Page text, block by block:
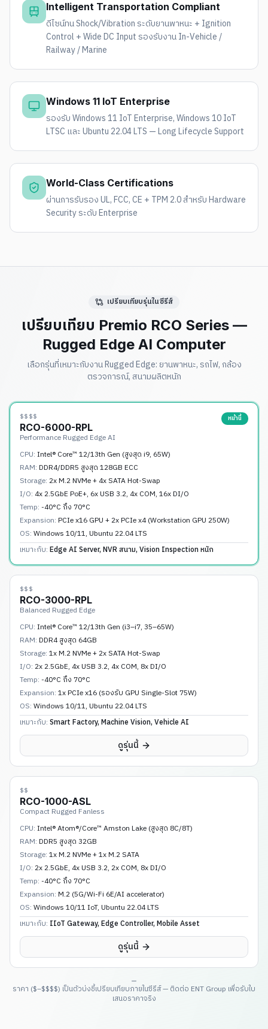
Intelligent Transportation Compliant
ดีไซน์ทน Shock/Vibration ระดับยานพาหนะ + Ignition
Control + Wide DC Input รองรับงาน In-Vehicle /
Railway / Marine
Windows 11 IoT Enterprise
รองรับ Windows 11 IoT Enterprise, Windows 10 IoT
LTSC และ Ubuntu 22.04 LTS — Long Lifecycle Support
World-Class Certifications
ผ่านการรับรอง UL, FCC, CE + TPM 2.0 สำหรับ Hardware
Security ระดับ Enterprise
เปรียบเทียบรุ่นในซีรีส์
เปรียบเทียบ Premio RCO Series —
Rugged Edge AI Computer
เลือกรุ่นที่เหมาะกับงาน Rugged Edge: ยานพาหนะ, รถไฟ, กล้อง
ตรวจการณ์, สนามผลิตหนัก
$$$$
RCO-6000-RPL
Performance Rugged Edge AI
หน้านี้
CPU: Intel® Core™ 12/13th Gen (สูงสุด i9, 65W)
RAM: DDR4/DDR5 สูงสุด 128GB ECC
Storage: 2x M.2 NVMe + 4x SATA Hot-Swap
I/O: 4x 2.5GbE PoE+, 6x USB 3.2, 4x COM, 16x DI/O
Temp: -40°C ถึง 70°C
Expansion: PCIe x16 GPU + 2x PCIe x4 (Workstation GPU 250W)
OS: Windows 10/11, Ubuntu 22.04 LTS
เหมาะกับ: Edge AI Server, NVR สนาม, Vision Inspection หนัก
$$$
RCO-3000-RPL
Balanced Rugged Edge
CPU: Intel® Core™ 12/13th Gen (i3–i7, 35–65W)
RAM: DDR4 สูงสุด 64GB
Storage: 1x M.2 NVMe + 2x SATA Hot-Swap
I/O: 2x 2.5GbE, 4x USB 3.2, 4x COM, 8x DI/O
Temp: -40°C ถึง 70°C
Expansion: 1x PCIe x16 (รองรับ GPU Single-Slot 75W)
OS: Windows 10/11, Ubuntu 22.04 LTS
เหมาะกับ: Smart Factory, Machine Vision, Vehicle AI
ดูรุ่นนี้
$$
RCO-1000-ASL
Compact Rugged Fanless
CPU: Intel® Atom®/Core™ Amston Lake (สูงสุด 8C/8T)
RAM: DDR5 สูงสุด 32GB
Storage: 1x M.2 NVMe + 1x M.2 SATA
I/O: 2x 2.5GbE, 4x USB 3.2, 2x COM, 8x DI/O
Temp: -40°C ถึง 70°C
Expansion: M.2 (5G/Wi-Fi 6E/AI accelerator)
OS: Windows 10/11 IoT, Ubuntu 22.04 LTS
เหมาะกับ: IIoT Gateway, Edge Controller, Mobile Asset
ดูรุ่นนี้
ราคา ($–$$$$) เป็นตัวบ่งชี้เปรียบเทียบภายในซีรีส์ — ติดต่อ ENT Group เพื่อรับใบ
เสนอราคาจริง